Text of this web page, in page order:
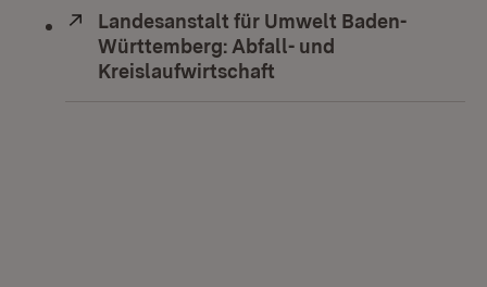
Extern:
Landesanstalt für Umwelt Baden-
Württemberg: Abfall- und
Kreislaufwirtschaft